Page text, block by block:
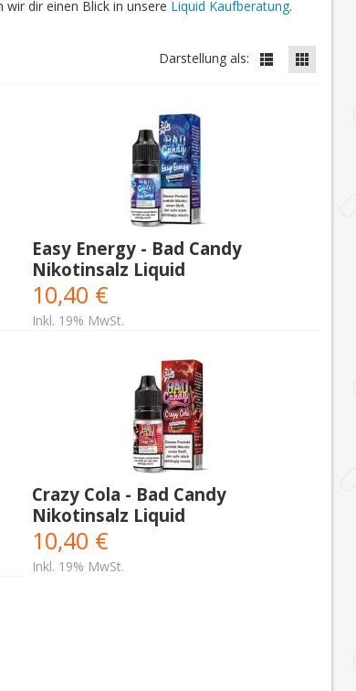
dir einen Blick in unsere Liquid Kaufberatung.
Darstellung als:
Easy Energy - Bad Candy
Nikotinsalz Liquid
10,40 €
Inkl. 19% MwSt.
Crazy Cola - Bad Candy
Nikotinsalz Liquid
10,40 €
Inkl. 19% MwSt.